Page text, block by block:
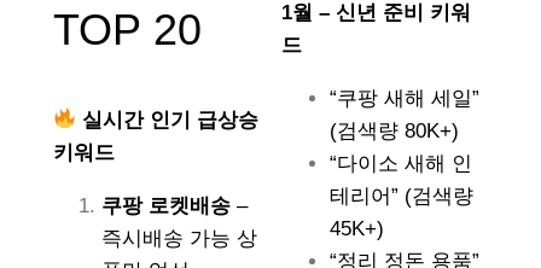
TOP 20
실시간 인기 급상승
키워드
쿠팡 로켓배송 –
즉시배송 가능 상
1월 – 신년 준비 키워
드
“쿠팡 새해 세일”
(검색량 80K+)
“다이소 새해 인
테리어” (검색량
45K+)
“정리 정돈 용품”